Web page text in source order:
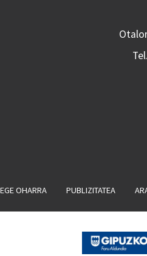
OHARRA PUBLIZITATEA